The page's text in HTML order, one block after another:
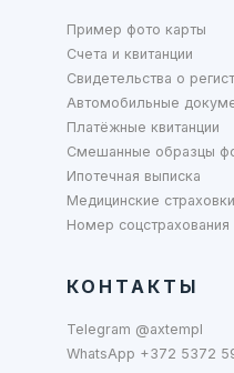
Пример фото карты
Счета и квитанции
Свидетельства о
Автомобильные
Платёжные квитанции
Смешанные образцы
Ипотечная выписка
Медицинские страховки
Номер соцстрахования
КОНТАКТЫ
Telegram @axtempl
WhatsApp +372 5372